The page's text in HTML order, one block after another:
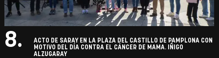
8.
ACTO DE SARAY EN LA PLAZA DEL CASTILLO DE PAMPLONA CON
MOTIVO DEL DÍA CONTRA EL CÁNCER DE MAMA. IÑIGO
ALZUGARAY